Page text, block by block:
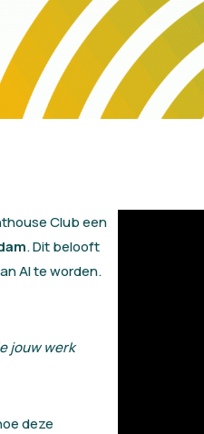
Club een
. Dit belooft
AI te worden.
jouw werk
deze